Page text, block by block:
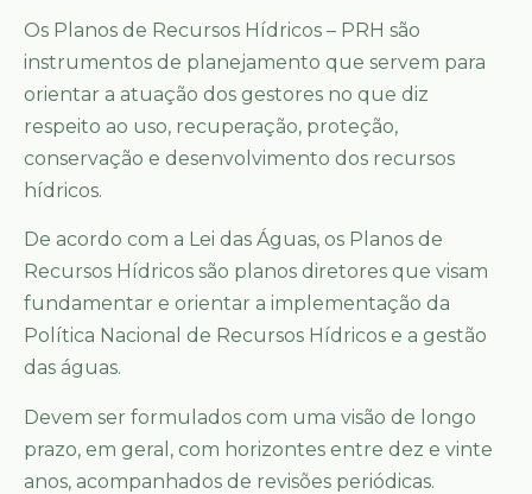
Os Planos de Recursos Hídricos – PRH são
instrumentos de planejamento que servem para
orientar a atuação dos gestores no que diz
respeito ao uso, recuperação, proteção,
conservação e desenvolvimento dos recursos
hídricos.
De acordo com a Lei das Águas, os Planos de
Recursos Hídricos são planos diretores que visam
fundamentar e orientar a implementação da
Política Nacional de Recursos Hídricos e a gestão
das águas.
Devem ser formulados com uma visão de longo
prazo, em geral, com horizontes entre dez e vinte
anos, acompanhados de revisões periódicas.